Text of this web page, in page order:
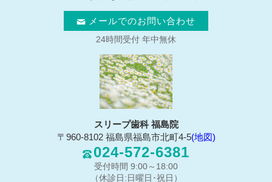
メールでのお問い合わせ
24時間受付 年中無休
スリープ歯科 福島院
〒960-8102 福島県福島市北町4-5(地図)
024-572-6381
受付時間 9:00～18:00
（休診日:日曜日･祝日）